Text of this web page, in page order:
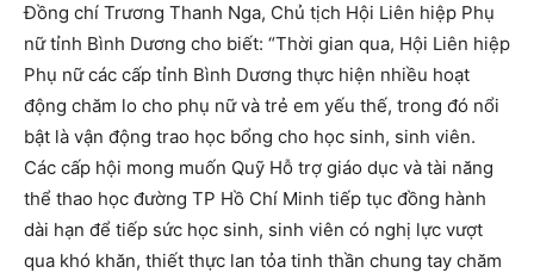
Đồng chí Trương Thanh Nga, Chủ tịch Hội Liên hiệp Phụ
nữ tỉnh Bình Dương cho biết: “Thời gian qua, Hội Liên hiệp
Phụ nữ các cấp tỉnh Bình Dương thực hiện nhiều hoạt
động chăm lo cho phụ nữ và trẻ em yếu thế, trong đó nổi
bật là vận động trao học bổng cho học sinh, sinh viên.
Các cấp hội mong muốn Quỹ Hỗ trợ giáo dục và tài năng
thể thao học đường TP Hồ Chí Minh tiếp tục đồng hành
dài hạn để tiếp sức học sinh, sinh viên có nghị lực vượt
qua khó khăn, thiết thực lan tỏa tinh thần chung tay chăm